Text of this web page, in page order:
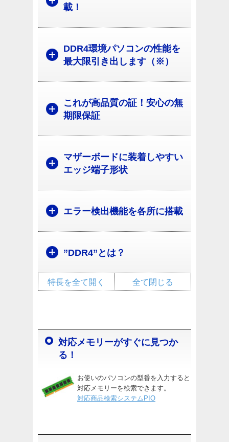
載！
DDR4環境パソコンの性能を
最大限引き出します（※）
これが高品質の証！安心の無
期限保証
マザーボードに装着しやすい
エッジ端子形状
エラー検出機能を各所に搭載
”DDR4”とは？
全て閉じる
特長を全て開く
対応メモリーがすぐに見つか
る！
お使いのパソコンの型番を入力すると
対応メモリーを検索できます。
対応商品検索システムPIO